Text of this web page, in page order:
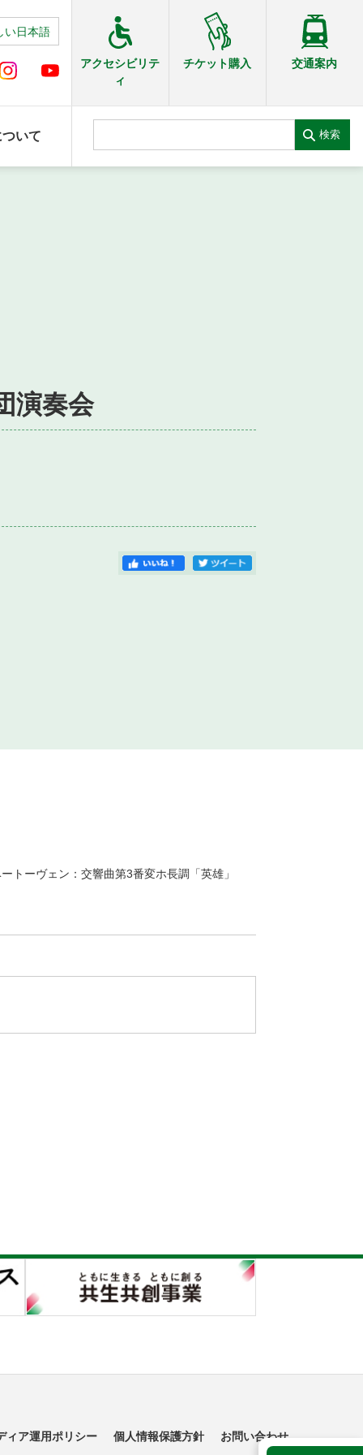
い日本語
アクセシビリテ
ィ
チケット購入 交通案内
いて 検索
演奏会
トーヴェン：交響曲第3番変ホ長調「英雄」
ィア運用ポリシー 個人情報保護方針 お問い合わせ